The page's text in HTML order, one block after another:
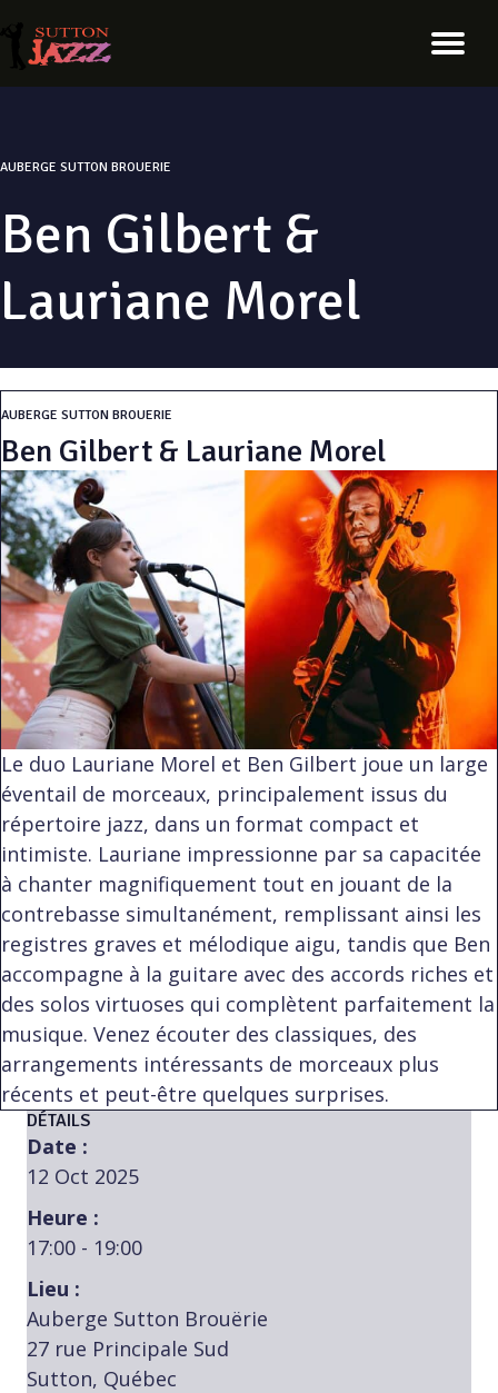
AUBERGE SUTTON BROUERIE
Ben Gilbert &
Lauriane Morel
AUBERGE SUTTON BROUERIE
Ben Gilbert & Lauriane Morel
Le duo Lauriane Morel et Ben Gilbert joue un large
éventail de morceaux, principalement issus du
répertoire jazz, dans un format compact et
intimiste. Lauriane impressionne par sa capacitée
à chanter magnifiquement tout en jouant de la
contrebasse simultanément, remplissant ainsi les
registres graves et mélodique aigu, tandis que Ben
accompagne à la guitare avec des accords riches et
des solos virtuoses qui complètent parfaitement la
musique. Venez écouter des classiques, des
arrangements intéressants de morceaux plus
récents et peut-être quelques surprises.
DÉTAILS
Date :
12 Oct 2025
Heure :
17:00 - 19:00
Lieu :
Auberge Sutton Brouërie
27 rue Principale Sud
Sutton, Québec